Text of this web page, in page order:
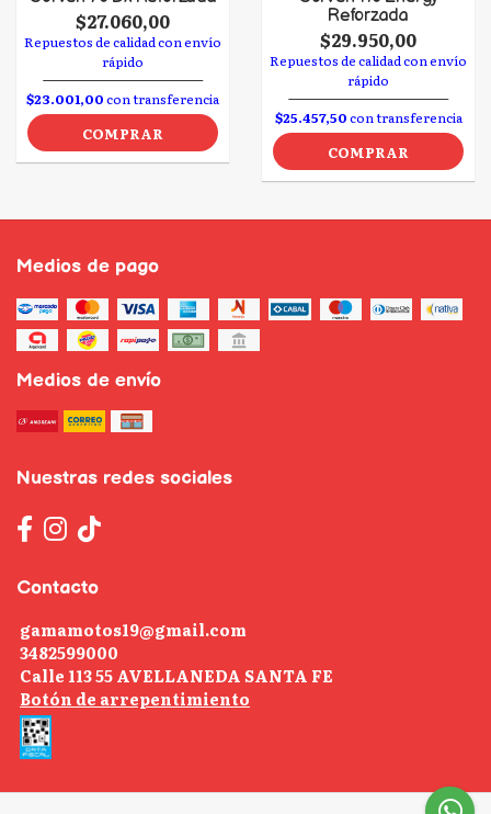
$27.060,00
Repuestos de calidad con envío
rápido
$23.001,00con transferencia
COMPRAR
Reforzada
$29.950,00
Repuestos de calidad con envío
rápido
$25.457,50con transferencia
COMPRAR
Medios de pago
Medios de envío
Nuestras redes sociales
Contacto
gamamotos19@gmail.com
3482599000
Calle 113 55 AVELLANEDA SANTA FE
Botón de arrepentimiento